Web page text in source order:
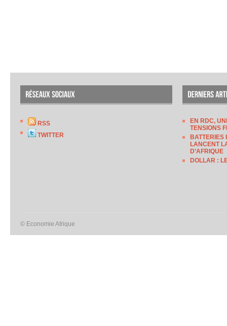
RSS
TWITTER
EN RDC,
TENSIONS
BATTERIES
LANCENT
D’AFRIQUE
DOLLAR :
© Economie Afrique